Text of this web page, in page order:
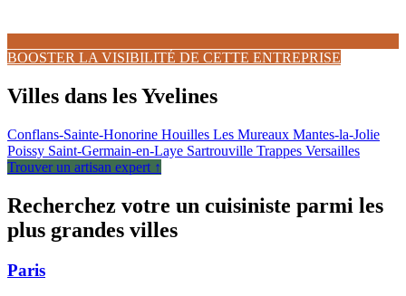
BOOSTER LA VISIBILITÉ DE CETTE ENTREPRISE
Villes dans les Yvelines
Conflans-Sainte-Honorine Houilles Les Mureaux Mantes-la-Jolie
Poissy Saint-Germain-en-Laye Sartrouville Trappes Versailles
Trouver un artisan expert ↑
Recherchez votre un cuisiniste parmi les
plus grandes villes
Paris